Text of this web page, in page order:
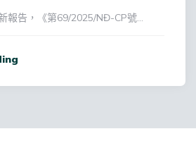
報告，《第69/2025/NĐ-CP號…